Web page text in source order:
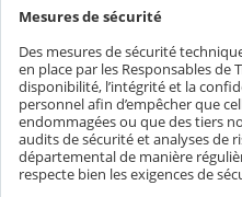
Mesures de sécurité
Des mesures de sécurité
en place par les Responsables
disponibilité, l’intégrité et la
personnel afin d’empêcher que
endommagées ou que des tiers
audits de sécurité et analyses de
départemental de manière
respecte bien les exigences de